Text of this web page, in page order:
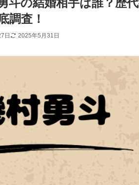
斗の結婚相手は誰？歴
調査！
日 2025年5月31日